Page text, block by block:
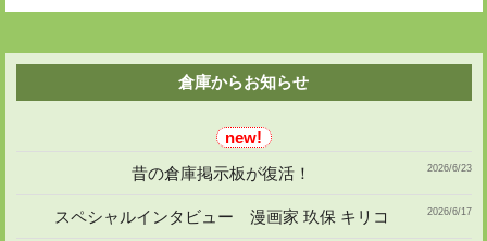
倉庫からお知らせ
昔の倉庫掲示板が復活！ 2026/6/23
スペシャルインタビュー 漫画家 玖保 キリコ 2026/6/17